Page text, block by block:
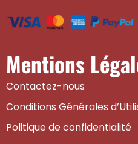
Mentions
Contactez-nous
Conditions Générales
Politique de confidentialité